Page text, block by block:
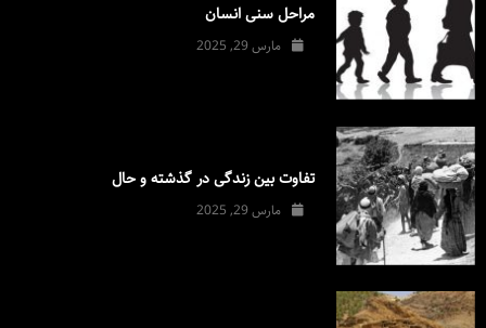
مراحل سنی انسان
مارس 29, 2025
تفاوت بین زندگی در گذشته و حال
مارس 29, 2025